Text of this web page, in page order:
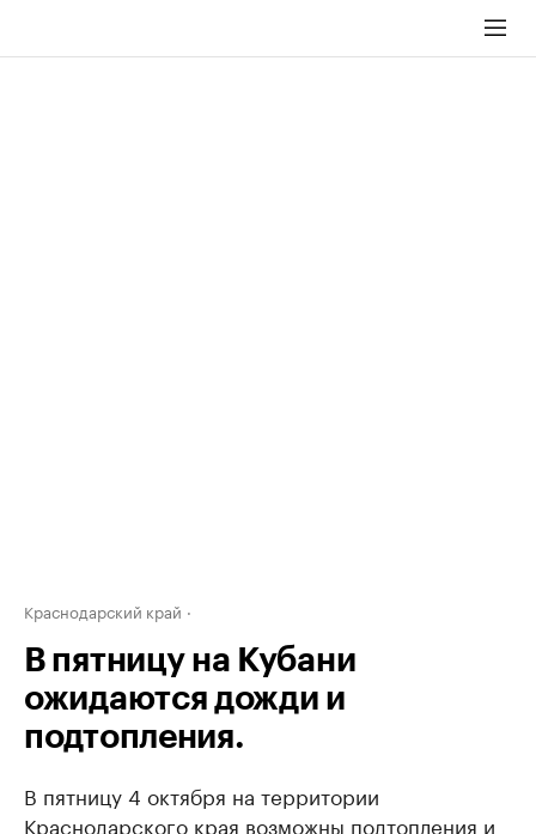
Краснодарский край
В пятницу на Кубани
ожидаются дожди и
подтопления.
В пятницу 4 октября на территории
Краснодарского края возможны подтопления и